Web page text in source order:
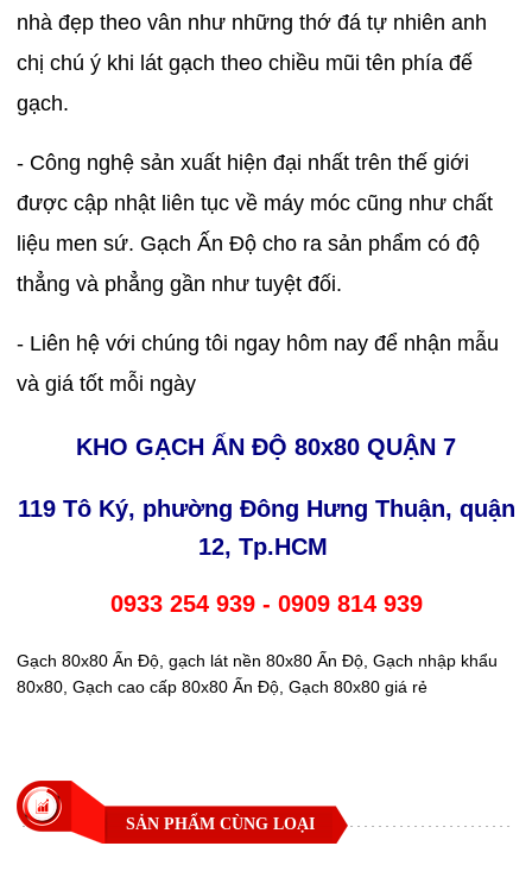
nhà đẹp theo vân như những thớ đá tự nhiên anh
chị chú ý khi lát gạch theo chiều mũi tên phía đế
gạch.
- Công nghệ sản xuất hiện đại nhất trên thế giới
được cập nhật liên tục về máy móc cũng như chất
liệu men sứ. Gạch Ấn Độ cho ra sản phẩm có độ
thẳng và phẳng gần như tuyệt đối.
- Liên hệ với chúng tôi ngay hôm nay để nhận mẫu
và giá tốt mỗi ngày
KHO GẠCH ẤN ĐỘ 80x80 QUẬN 7
119 Tô Ký, phường Đông Hưng Thuận, quận
12, Tp.HCM
0933 254 939 - 0909 814 939
Gạch 80x80 Ấn Độ, gạch lát nền 80x80 Ấn Độ, Gạch nhập khẩu
80x80, Gạch cao cấp 80x80 Ấn Độ, Gạch 80x80 giá rẻ
SẢN PHẨM CÙNG LOẠI